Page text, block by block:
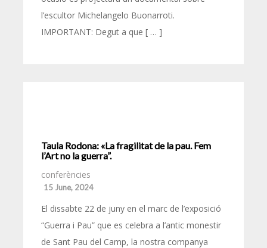
l’escultor Michelangelo Buonarroti.
IMPORTANT: Degut a que [ … ]
Taula Rodona: «La fragilitat de la pau. Fem
l’Art no la guerra”.
conferències
15 June, 2024
El dissabte 22 de juny en el marc de l’exposició
“Guerra i Pau” que es celebra a l’antic monestir
de Sant Pau del Camp, la nostra companya